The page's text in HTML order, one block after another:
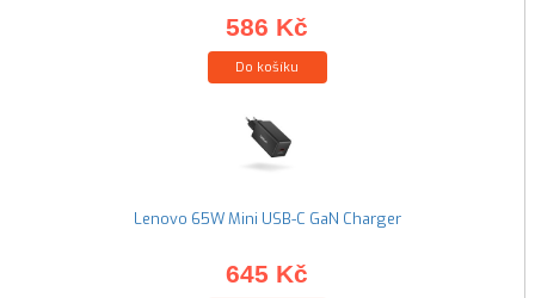
586 Kč
Do košíku
Lenovo 65W Mini USB-C GaN Charger
645 Kč